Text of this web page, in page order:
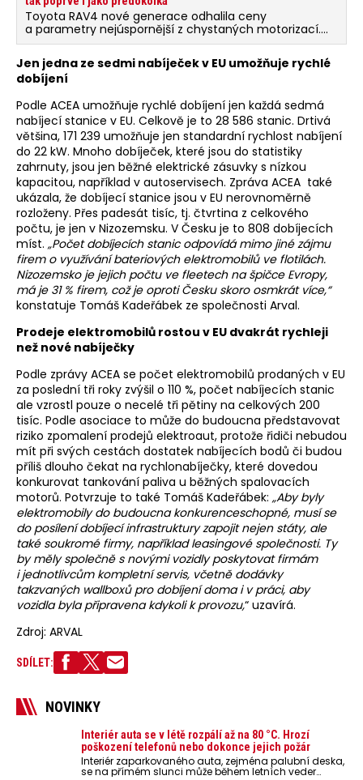
Toyota RAV4 nové generace odhalila ceny
a parametry nejúspornější z chystaných motorizací.
Plug-in hybrid bude k dispozici i jako čtyřkolka
i předokolka. Stát bude od 1,2 milionu korun.
Jen jedna ze sedmi nabíječek v EU umožňuje rychlé
dobíjení
Podle ACEA umožňuje rychlé dobíjení jen každá sedmá
nabíjecí stanice v EU. Celkově je to 28 586 stanic. Drtivá
většina, 171 239 umožňuje jen standardní rychlost nabíjení
do 22 kW. Mnoho dobíječek, které jsou do statistiky
zahrnuty, jsou jen běžné elektrické zásuvky s nízkou
kapacitou, například v autoservisech. Zpráva ACEA také
ukázala, že dobíjecí stanice jsou v EU nerovnoměrně
rozloženy. Přes padesát tisíc, tj. čtvrtina z celkového
počtu, je jen v Nizozemsku. V Česku je to 808 dobíjecích
míst. „Počet dobíjecích stanic odpovídá mimo jiné zájmu
firem o využívání bateriových elektromobilů ve flotilách.
Nizozemsko je jejich počtu ve fleetech na špičce Evropy,
má je 31 % firem, což je oproti Česku skoro osmkrát více,“
konstatuje Tomáš Kadeřábek ze společnosti Arval.
Prodeje elektromobilů rostou v EU dvakrát rychleji
než nové nabíječky
Podle zprávy ACEA se počet elektromobilů prodaných v EU
za poslední tři roky zvýšil o 110 %, počet nabíjecích stanic
ale vzrostl pouze o necelé tři pětiny na celkových 200
tisíc. Podle asociace to může do budoucna představovat
riziko zpomalení prodejů elektroaut, protože řidiči nebudou
mít při svých cestách dostatek nabíjecích bodů či budou
příliš dlouho čekat na rychlonabíječky, které dovedou
konkurovat tankování paliva u běžných spalovacích
motorů. Potvrzuje to také Tomáš Kadeřábek: „Aby byly
elektromobily do budoucna konkurenceschopné, musí se
do posílení dobíjecí infrastruktury zapojit nejen státy, ale
také soukromé firmy, například leasingové společnosti. Ty
by měly společně s novými vozidly poskytovat firmám
i jednotlivcům kompletní servis, včetně dodávky
takzvaných wallboxů pro dobíjení doma i v práci, aby
vozidla byla připravena kdykoli k provozu,“ uzavírá.
Zdroj: ARVAL
SDÍLET:
NOVINKY
Interiér auta se v létě rozpálí až na 80 °C. Hrozí
poškození telefonů nebo dokonce jejich požár
Interiér zaparkovaného auta, zejména palubní deska,
se na přímém slunci může během letních veder